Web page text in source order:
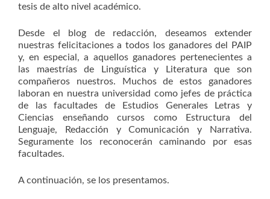
tesis de alto nivel académico.
Desde el blog de redacción, deseamos extender
nuestras felicitaciones a todos los ganadores del PAIP
y, en especial, a aquellos ganadores pertenecientes a
las maestrías de Linguística y Literatura que son
compañeros nuestros. Muchos de estos ganadores
laboran en nuestra universidad como jefes de práctica
de las facultades de Estudios Generales Letras y
Ciencias enseñando cursos como Estructura del
Lenguaje, Redacción y Comunicación y Narrativa.
Seguramente los reconocerán caminando por esas
facultades.
A continuación, se los presentamos.